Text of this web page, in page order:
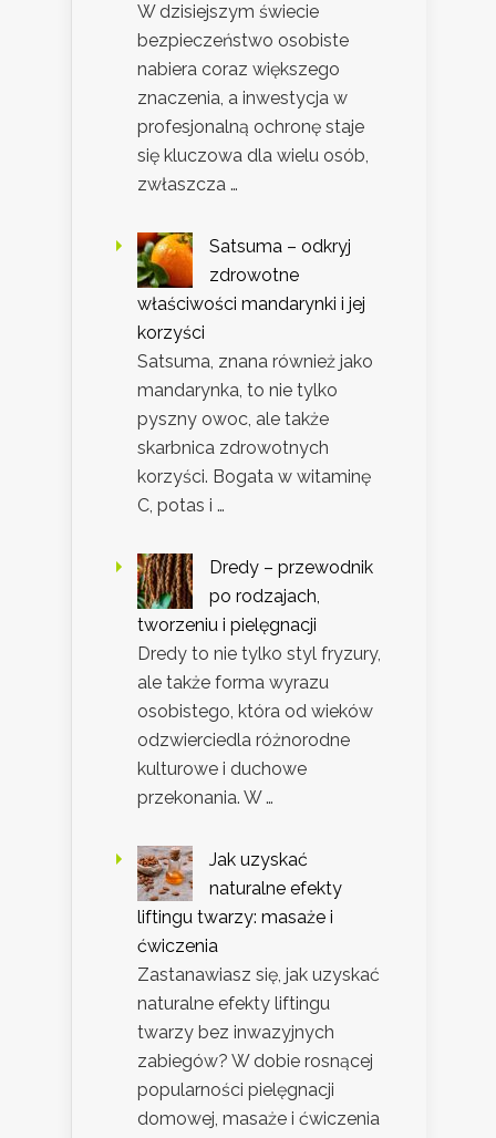
W dzisiejszym świecie
bezpieczeństwo osobiste
nabiera coraz większego
znaczenia, a inwestycja w
profesjonalną ochronę staje
się kluczowa dla wielu osób,
zwłaszcza …
Satsuma – odkryj
zdrowotne
właściwości mandarynki i jej
korzyści
Satsuma, znana również jako
mandarynka, to nie tylko
pyszny owoc, ale także
skarbnica zdrowotnych
korzyści. Bogata w witaminę
C, potas i …
Dredy – przewodnik
po rodzajach,
tworzeniu i pielęgnacji
Dredy to nie tylko styl fryzury,
ale także forma wyrazu
osobistego, która od wieków
odzwierciedla różnorodne
kulturowe i duchowe
przekonania. W …
Jak uzyskać
naturalne efekty
liftingu twarzy: masaże i
ćwiczenia
Zastanawiasz się, jak uzyskać
naturalne efekty liftingu
twarzy bez inwazyjnych
zabiegów? W dobie rosnącej
popularności pielęgnacji
domowej, masaże i ćwiczenia